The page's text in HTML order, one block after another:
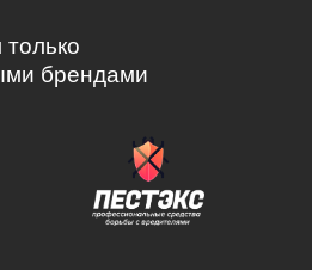
брендами